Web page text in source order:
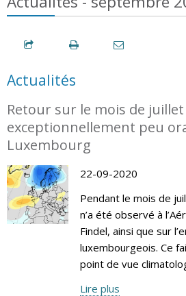
Actualités
Retour sur le mois de
exceptionnellement peu
Luxembourg
22-09-2020
Pendant le mois de
n’a été observé à
Findel, ainsi que sur
luxembourgeois. Ce
point de vue
Lire plus